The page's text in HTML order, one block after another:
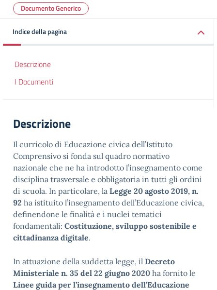
Documento Generico
Indice della pagina
Descrizione
I Documenti
Descrizione
Il curricolo di Educazione civica dell’Istituto
Comprensivo si fonda sul quadro normativo
nazionale che ne ha introdotto l’insegnamento come
disciplina trasversale e obbligatoria in tutti gli ordini
di scuola. In particolare, la Legge 20 agosto 2019, n.
92 ha istituito l’insegnamento dell’Educazione civica,
definendone le finalità e i nuclei tematici
fondamentali: Costituzione, sviluppo sostenibile e
cittadinanza digitale.
In attuazione della suddetta legge, il Decreto
Ministeriale n. 35 del 22 giugno 2020 ha fornito le
Linee guida per l’insegnamento dell’Educazione